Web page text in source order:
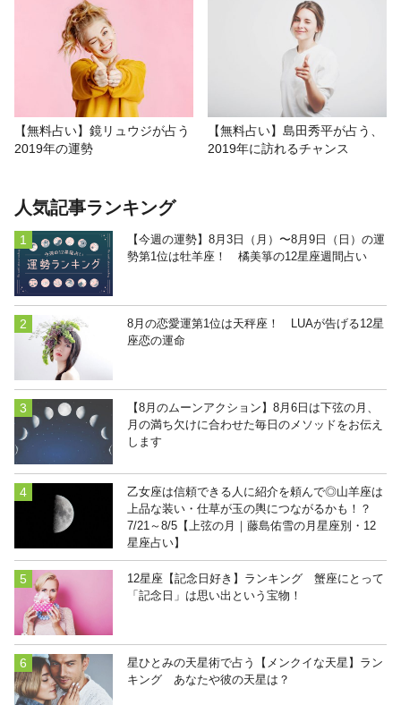
【無料占い】鏡リュウジが占う
2019年の運勢
【無料占い】島田秀平が占う、
2019年に訪れるチャンス
人気記事ランキング
【今週の運勢】8月3日（月）〜8月9日（日）の運
勢第1位は牡羊座！ 橘美箏の12星座週間占い
8月の恋愛運第1位は天秤座！ LUAが告げる12星
座恋の運命
【8月のムーンアクション】8月6日は下弦の月、
月の満ち欠けに合わせた毎日のメソッドをお伝え
します
乙女座は信頼できる人に紹介を頼んで◎山羊座は
上品な装い・仕草が玉の輿につながるかも！？
7/21～8/5【上弦の月｜藤島佑雪の月星座別・12
星座占い】
12星座【記念日好き】ランキング 蟹座にとって
「記念日」は思い出という宝物！
星ひとみの天星術で占う【メンクイな天星】ラン
キング あなたや彼の天星は？